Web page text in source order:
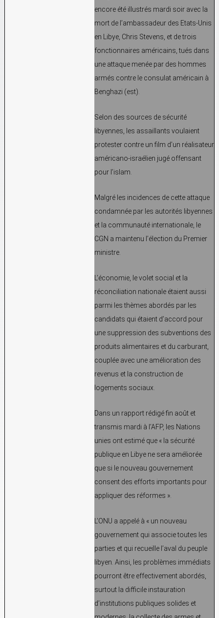
encore été illustrés mardi soir avec la
mort de l’ambassadeur des Etats-Unis
en Libye, Chris Stevens, et de trois
fonctionnaires américains, tués dans
une attaque menée par des hommes
armés contre le consulat américain à
Benghazi (est).
Selon des sources de sécurité
libyennes, les assaillants voulaient
protester contre un film d’un réalisateur
américano-israélien jugé offensant
pour l’islam.
Malgré les incidences de cette attaque
condamnée par les autorités libyennes
et la communauté internationale, le
CGN a maintenu l’élection du Premier
ministre.
L’économie, le volet social et la
réconciliation nationale étaient aussi
parmi les thèmes abordés par les
candidats qui étaient d’accord pour
une suppression des subventions des
produits alimentaires et du carburant,
couplée avec une amélioration des
revenus et la construction de
logements sociaux.
Dans un rapport rédigé fin août et
transmis mardi à l’AFP, les Nations
unies ont estimé que « la sécurité
publique en Libye ne sera améliorée
que si le nouveau gouvernement
consent des efforts importants pour
appliquer des réformes ».
L’ONU a appelé à « un nouveau
gouvernement qui associe toutes les
parties et qui recueille l’aval du peuple
libyen. Ainsi, les problèmes immédiats
pourront être effectivement abordés,
surtout la difficile instauration
d’institutions publiques solides et